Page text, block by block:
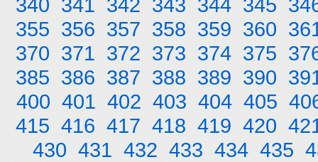
355 356 357 358 359 360
370 371 372 373 374 375
385 386 387 388 389 390
400 401 402 403 404 405
415 416 417 418 419 420
430 431 432 433 434 435